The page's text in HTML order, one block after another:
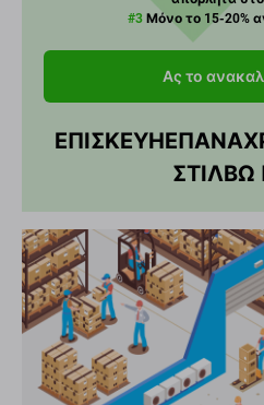
#3 Μόνο το 15-20%
Ας το
ΕΠΙΣΚΕΥΗ
ΣΤΙΛΒΩ